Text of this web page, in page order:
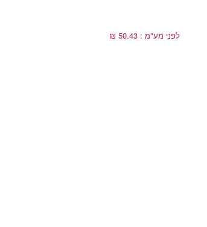
לפני מע"מ : 50.43 ₪